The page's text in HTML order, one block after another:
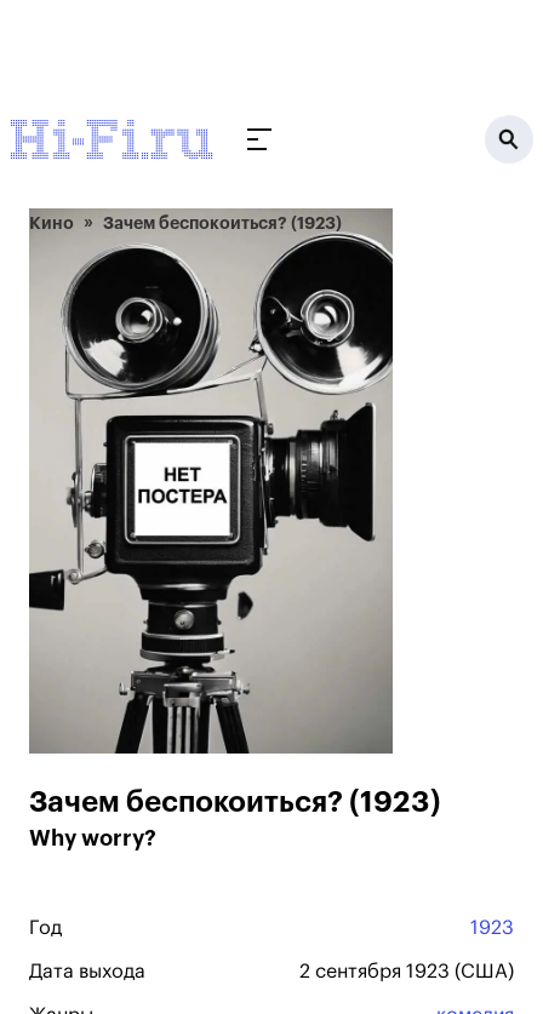
Кино Зачем беспокоиться? (1923)
Зачем беспокоиться? (1923)
Why worry?
Год 1923
Дата выхода 2 сентября 1923 (США)